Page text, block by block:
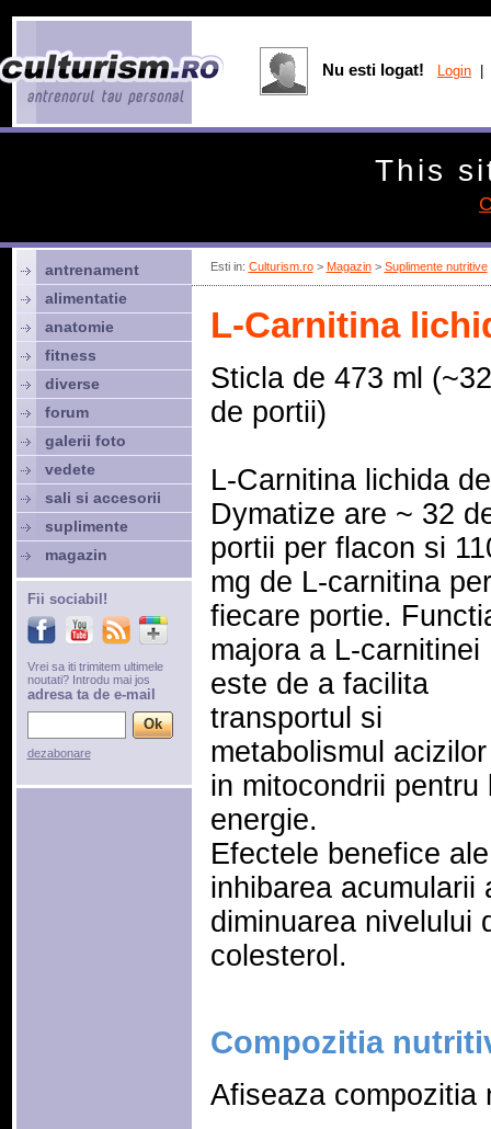
Esti in: Culturism.ro> Magazin> Suplimente nutritive
L-Carnitina
Sticla de 473 ml (~32
de portii)
L-Carnitina lichida
Dymatize are ~ 32
portii per flacon si
mg de L-carnitina per
fiecare portie.
majora a L-carnitinei
este de a facilita
transportul si
metabolismul
in mitocondrii
energie.
Efectele benefice
inhibarea acumularii
diminuarea nivelului
colesterol.
Compozitia
Afiseaza compozitia
antrenament
alimentatie
anatomie
fitness
diverse
forum
galerii foto
vedete
sali si accesorii
suplimente
magazin
Fii sociabil!
Vrei sa iti trimitem ultimele
noutati? Introdu mai jos
adresa ta de e-mail
dezabonare
Nu esti logat! Login
This